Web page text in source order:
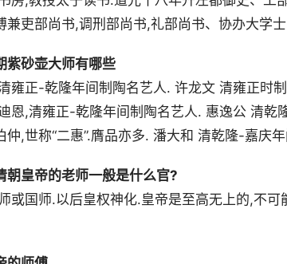
兼吏部尚书,调刑部尚书,礼部尚书、协办大学
紫砂壶大师有哪些
雍正-乾隆年间制陶名艺人. 许龙文 清雍正时
恩,清雍正-乾隆年间制陶名艺人. 惠逸公 清乾
仲,世称“二惠”.膺品亦多. 潘大和 清乾隆-嘉庆
朝皇帝的老师一般是什么官?
或国师.以后皇权神化.皇帝是至高无上的,不